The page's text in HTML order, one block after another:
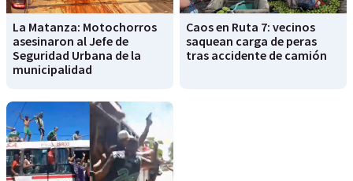
La Matanza: Motochorros
asesinaron al Jefe de
Seguridad Urbana de la
municipalidad
Caos en Ruta 7: vecinos
saquean carga de peras
tras accidente de camión